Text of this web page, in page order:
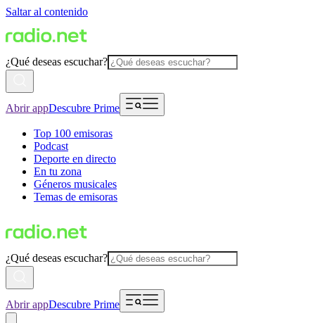
Saltar al contenido
¿Qué deseas escuchar?
Abrir appDescubre Prime
Top 100 emisoras
Podcast
Deporte en directo
En tu zona
Géneros musicales
Temas de emisoras
¿Qué deseas escuchar?
Abrir appDescubre Prime